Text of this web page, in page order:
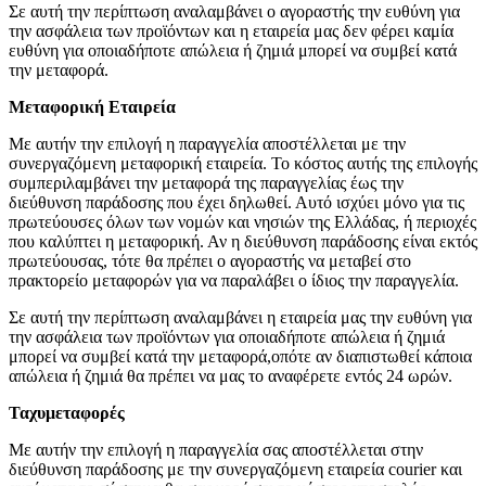
Σε αυτή την περίπτωση αναλαμβάνει ο αγοραστής την ευθύνη για
την ασφάλεια των προϊόντων και η εταιρεία μας δεν φέρει καμία
ευθύνη για οποιαδήποτε απώλεια ή ζημιά μπορεί να συμβεί κατά
την μεταφορά.
Μεταφορική Εταιρεία
Με αυτήν την επιλογή η παραγγελία αποστέλλεται με την
συνεργαζόμενη μεταφορική εταιρεία. Το κόστος αυτής της επιλογής
συμπεριλαμβάνει την μεταφορά της παραγγελίας έως την
διεύθυνση παράδοσης που έχει δηλωθεί. Αυτό ισχύει μόνο για τις
πρωτεύουσες όλων των νομών και νησιών της Ελλάδας, ή περιοχές
που καλύπτει η μεταφορική. Αν η διεύθυνση παράδοσης είναι εκτός
πρωτεύουσας, τότε θα πρέπει ο αγοραστής να μεταβεί στο
πρακτορείο μεταφορών για να παραλάβει ο ίδιος την παραγγελία.
Σε αυτή την περίπτωση αναλαμβάνει η εταιρεία μας την ευθύνη για
την ασφάλεια των προϊόντων για οποιαδήποτε απώλεια ή ζημιά
μπορεί να συμβεί κατά την μεταφορά,οπότε αν διαπιστωθεί κάποια
απώλεια ή ζημιά θα πρέπει να μας το αναφέρετε εντός 24 ωρών.
Ταχυμεταφορές
Με αυτήν την επιλογή η παραγγελία σας αποστέλλεται στην
διεύθυνση παράδοσης με την συνεργαζόμενη εταιρεία courier και